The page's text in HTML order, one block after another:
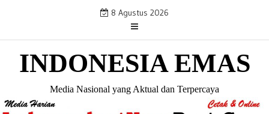
i
8 Agustus 2026
INDONESIA EMAS
Media Nasional yang Aktual dan Terpercaya